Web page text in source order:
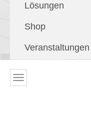
Lösungen
Shop
Veranstaltungen